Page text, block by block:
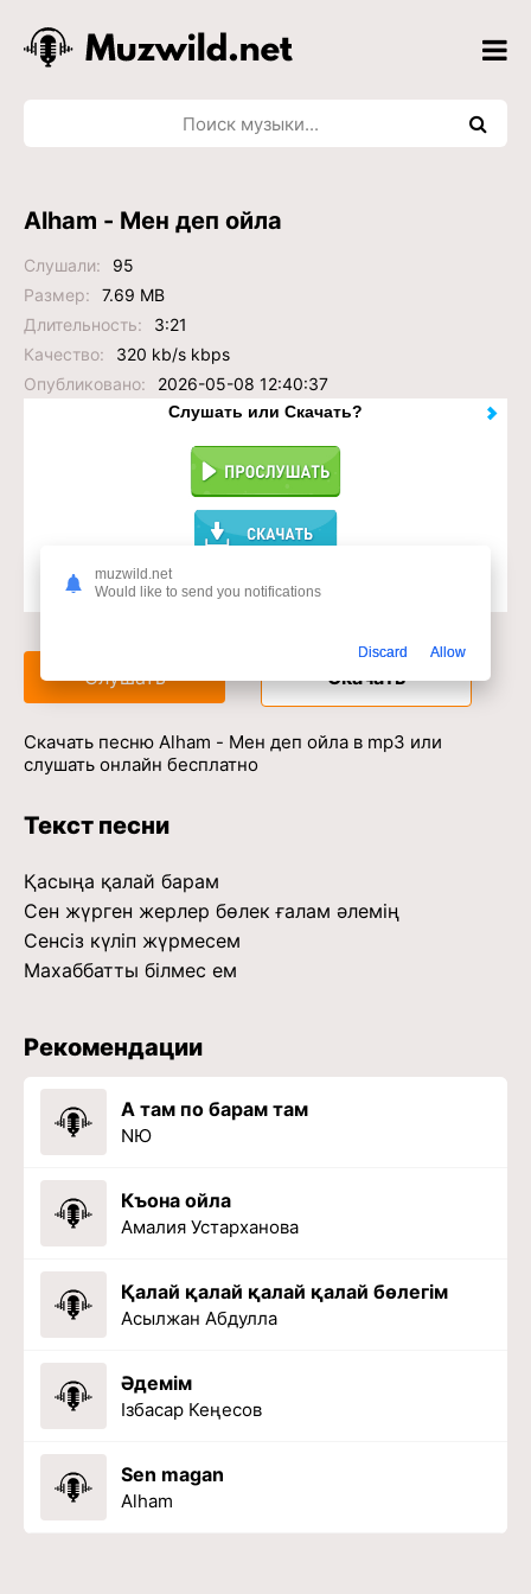
Alham - Мен деп ойла
Слушали:
95
Размер:
7.69 MB
Длительность:
3:21
Качество:
320 kb/s kbps
Опубликовано:
2026-05-08 12:40:37
Слушать или Скачать?
Доступ к музыкальному сервису
Слушать Скачать
Скачать песню Alham - Мен деп ойла в mp3 или
слушать онлайн бесплатно
Текст песни
Қасыңа қалай барам
Сен жүрген жерлер бөлек ғалам әлемің
Сенсіз күліп жүрмесем
Махаббатты білмес ем
Рекомендации
А там по барам там
NЮ
Къона ойла
Амалия Устарханова
Қалай қалай қалай қалай бөлегім
Асылжан Абдулла
Әдемім
Ізбасар Кеңесов
Sen magan
Alham
muzwild.net
Would like to send you notifications
Discard Allow